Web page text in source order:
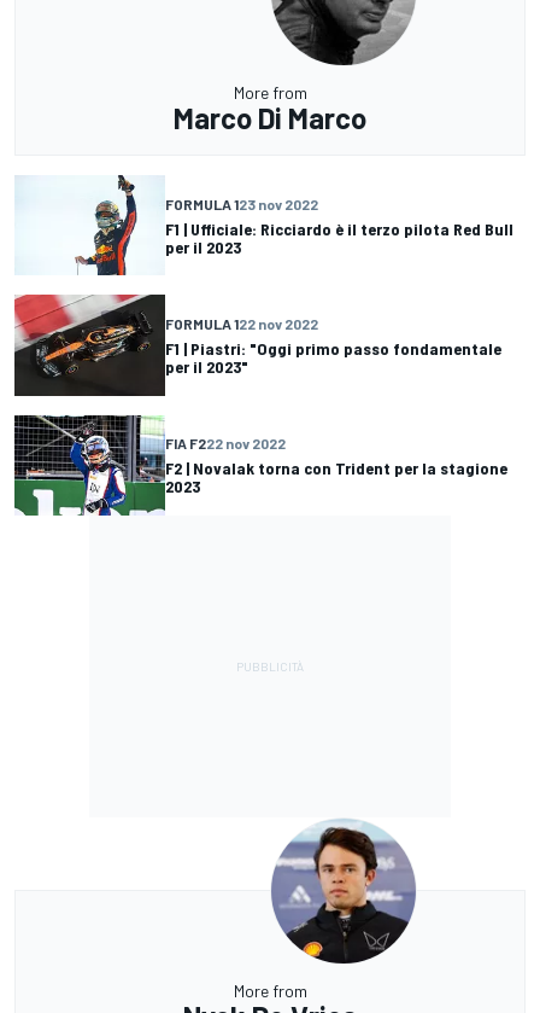
More from
Marco Di Marco
FORMULA 123 nov 2022
F1 | Ufficiale: Ricciardo è il terzo pilota Red Bull
per il 2023
FORMULA 122 nov 2022
F1 | Piastri: "Oggi primo passo fondamentale
per il 2023"
FIA F222 nov 2022
F2 | Novalak torna con Trident per la stagione
2023
More from